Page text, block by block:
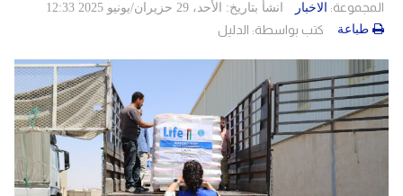
المجموعة: الاخبار انشأ بتاريخ: الأحد، 29 حزيران/يونيو 2025 12:33
كتب بواسطة: الدليل طباعة
عربي
دولي
صحة
حوادث
مساعدات
التنمية الاجتماعية